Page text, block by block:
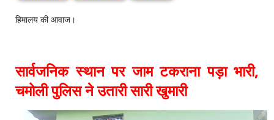
हिमालय की आवाज।
सार्वजनिक स्थान पर जाम टकराना पड़ा भारी,
चमोली पुलिस ने उतारी सारी खुमारी